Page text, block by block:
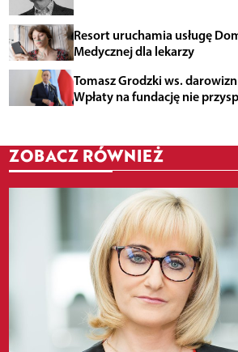
Resort uruchamia usługę
Medycznej dla lekarzy
Tomasz Grodzki ws.
Wpłaty na fundację nie
ZOBACZ RÓWNIEŻ